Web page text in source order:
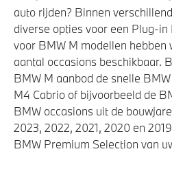
auto rijden? Binnen
diverse opties voor een Plug-in
voor BMW M modellen hebben
aantal occasions beschikbaar.
BMW M aanbod de snelle
M4 Cabrio of bijvoorbeeld de
BMW occasions uit de
2023, 2022, 2021, 2020 en
BMW Premium Selection van